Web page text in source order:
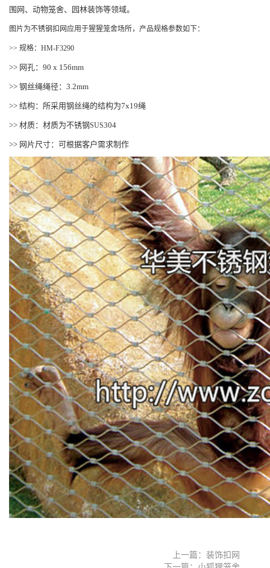
围网、动物笼舍、园林装饰等领域。
图片为不锈钢扣网应用于猩猩笼舍场所，产品规格参数如下：
>> 规格：HM-F3290
>> 网孔：90 x 156mm
>> 钢丝绳绳径：3.2mm
>> 结构：所采用钢丝绳的结构为7x19绳
>> 材质：材质为不锈钢SUS304
>> 网片尺寸：可根据客户需求制作
上一篇：装饰扣网